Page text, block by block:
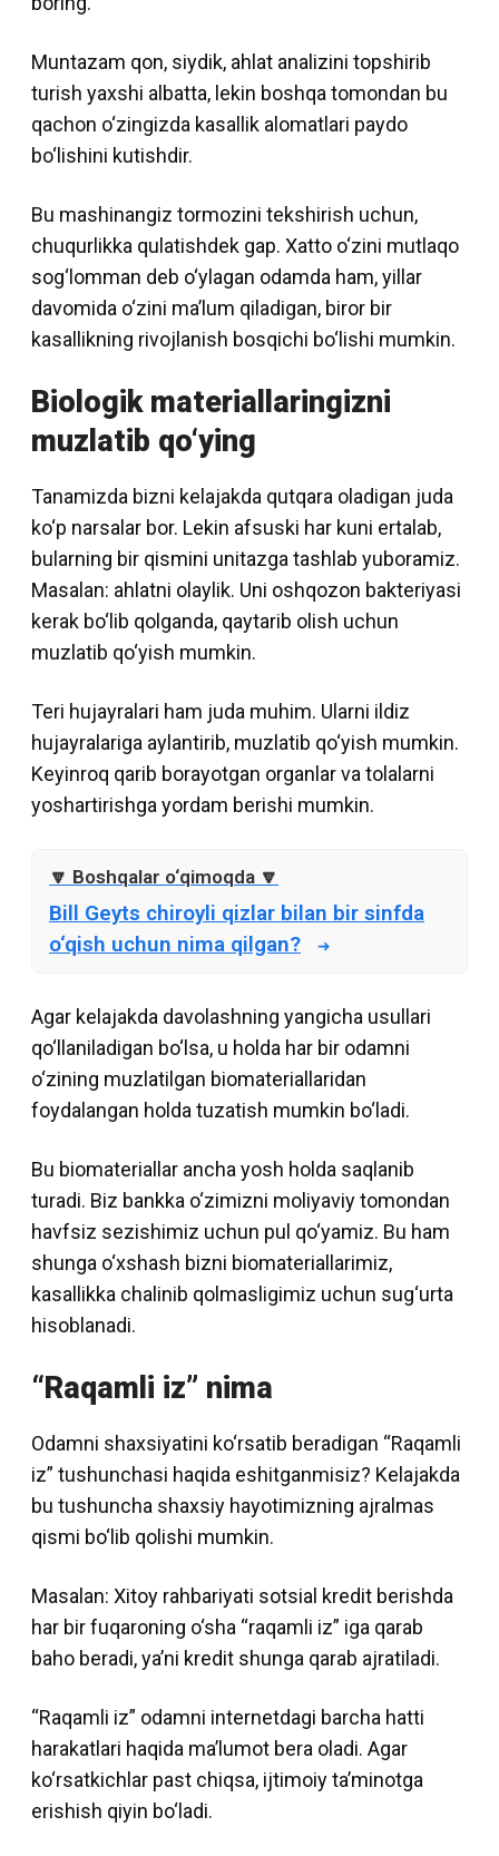
Muntazam qon, siydik, ahlat analizini topshirib
turish yaxshi albatta, lekin boshqa tomondan bu
qachon o‘zingizda kasallik alomatlari paydo
bo‘lishini kutishdir.
Bu mashinangiz tormozini tekshirish uchun,
chuqurlikka qulatishdek gap. Xatto o‘zini mutlaqo
sog‘lomman deb o‘ylagan odamda ham, yillar
davomida o‘zini ma’lum qiladigan, biror bir
kasallikning rivojlanish bosqichi bo‘lishi mumkin.
Biologik materiallaringizni
muzlatib qo‘ying
Tanamizda bizni kelajakda qutqara oladigan juda
ko‘p narsalar bor. Lekin afsuski har kuni ertalab,
bularning bir qismini unitazga tashlab yuboramiz.
Masalan: ahlatni olaylik. Uni oshqozon bakteriyasi
kerak bo‘lib qolganda, qaytarib olish uchun
muzlatib qo‘yish mumkin.
Teri hujayralari ham juda muhim. Ularni ildiz
hujayralariga aylantirib, muzlatib qo‘yish mumkin.
Keyinroq qarib borayotgan organlar va tolalarni
yoshartirishga yordam berishi mumkin.
Bill Geyts chiroyli qizlar bilan bir sinfda
o‘qish uchun nima qilgan?
Agar kelajakda davolashning yangicha usullari
qo‘llaniladigan bo‘lsa, u holda har bir odamni
o‘zining muzlatilgan biomateriallaridan
foydalangan holda tuzatish mumkin bo‘ladi.
Bu biomateriallar ancha yosh holda saqlanib
turadi. Biz bankka o‘zimizni moliyaviy tomondan
havfsiz sezishimiz uchun pul qo‘yamiz. Bu ham
shunga o‘xshash bizni biomateriallarimiz,
kasallikka chalinib qolmasligimiz uchun sug‘urta
hisoblanadi.
“Raqamli iz” nima
Odamni shaxsiyatini ko‘rsatib beradigan “Raqamli
iz” tushunchasi haqida eshitganmisiz? Kelajakda
bu tushuncha shaxsiy hayotimizning ajralmas
qismi bo‘lib qolishi mumkin.
Masalan: Xitoy rahbariyati sotsial kredit berishda
har bir fuqaroning o‘sha “raqamli iz” iga qarab
baho beradi, ya’ni kredit shunga qarab ajratiladi.
“Raqamli iz” odamni internetdagi barcha hatti
harakatlari haqida ma’lumot bera oladi. Agar
ko‘rsatkichlar past chiqsa, ijtimoiy ta’minotga
erishish qiyin bo‘ladi.